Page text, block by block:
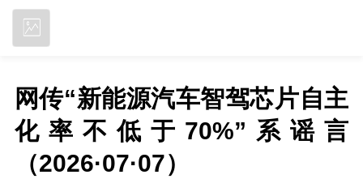
网传“新能源汽车智驾芯片自主
化率不低于70%”系谣言
（2026·07·07）